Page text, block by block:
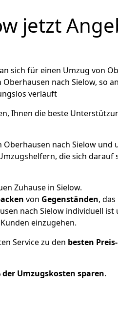
jetzt
sich für einen Umzug von
nach Sielow, so
verläuft
Ihnen die beste
nach Sielow und
die sich darauf
Zuhause in Sielow.
von Gegenständen,
nach Sielow individuell ist
einzugehen.
Service zu den besten
der Umzugskosten sparen.